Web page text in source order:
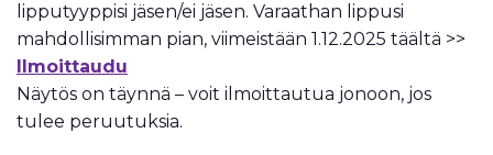
lipputyyppisi jäsen/ei jäsen. Varaathan lippusi
mahdollisimman pian, viimeistään 1.12.2025 täältä >>
Ilmoittaudu
Näytös on täynnä – voit ilmoittautua jonoon, jos
tulee peruutuksia.